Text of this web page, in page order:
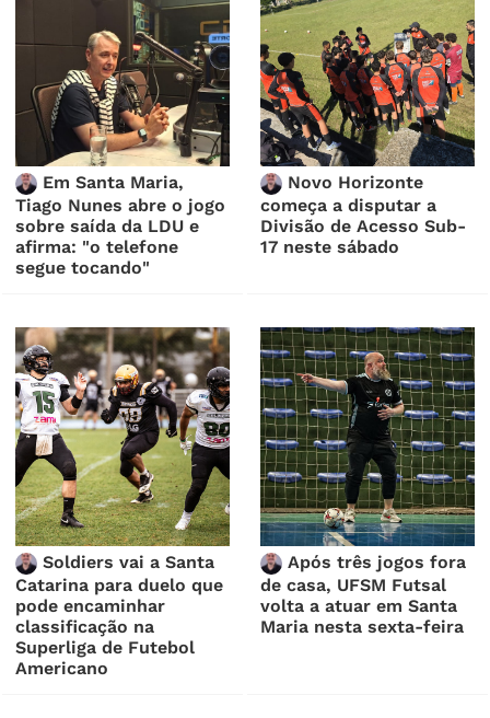
Em Santa Maria,
Tiago Nunes abre o jogo
sobre saída da LDU e
afirma: "o telefone
segue tocando"
Novo Horizonte
começa a disputar a
Divisão de Acesso Sub-
17 neste sábado
Soldiers vai a Santa
Catarina para duelo que
pode encaminhar
classificação na
Superliga de Futebol
Americano
Após três jogos fora
de casa, UFSM Futsal
volta a atuar em Santa
Maria nesta sexta-feira